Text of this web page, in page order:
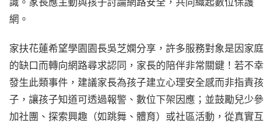
網。
家扶花蓮希望學園園長吳芝嫻分享，許多服務對象是因家庭
的缺口而轉向網路尋求認同，家長的陪伴非常關鍵！若不幸
發生此類事件，建議家長為孩子建立心理安全感而非指責孩
子，讓孩子知道可透過報警、數位下架因應；並鼓勵兒少參
加社團、探索興趣（如跳舞、體育）或社區活動，從真實互